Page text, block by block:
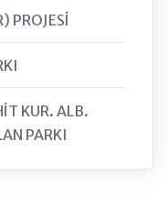
PROJESİ
KUR. ALB.
PARKI